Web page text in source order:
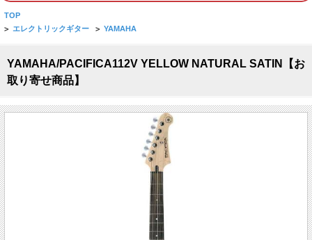
TOP
> エレクトリックギター > YAMAHA
YAMAHA/PACIFICA112V YELLOW NATURAL SATIN【お
取り寄せ商品】